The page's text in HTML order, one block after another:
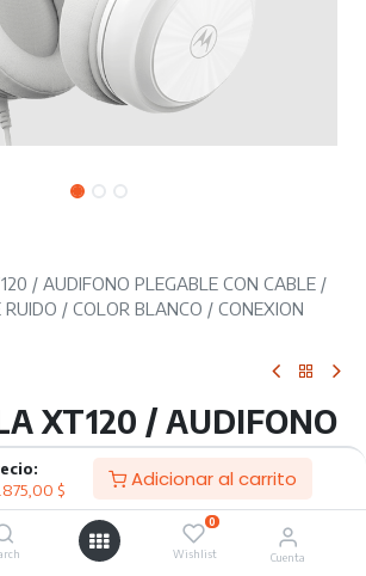
$ Adicionar al carrito
0
Wishlist Cuenta
/ AUDIFONO PLEGABLE CON CABLE /
RUIDO / COLOR BLANCO / CONEXION
XT120 / AUDIFONO
CON CABLE /
DE RUIDO /
/ CONEXION